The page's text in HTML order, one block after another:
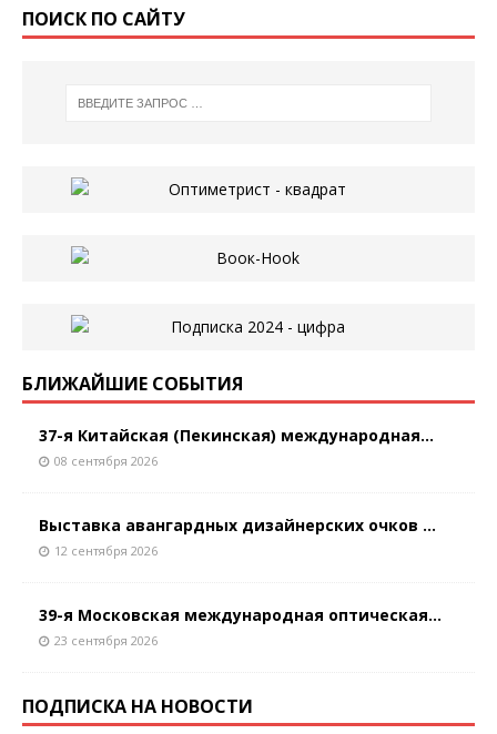
ПОИСК ПО САЙТУ
БЛИЖАЙШИЕ СОБЫТИЯ
37-я Китайская (Пекинская) международная...
08 сентября 2026
Выставка авангардных дизайнерских очков ...
12 сентября 2026
39-я Московская международная оптическая...
23 сентября 2026
ПОДПИСКА НА НОВОСТИ